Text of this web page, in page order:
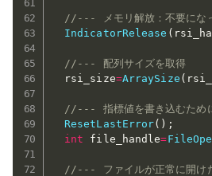
//--- メモリ解放：不要にな
IndicatorRelease (
//--- 配列サイズを取得
  rsi_size
=ArraySize (
//--- 指標値を書き込むために
ResetLastError( ) ;
int file_handle=
//--- ファイルが正常に開け